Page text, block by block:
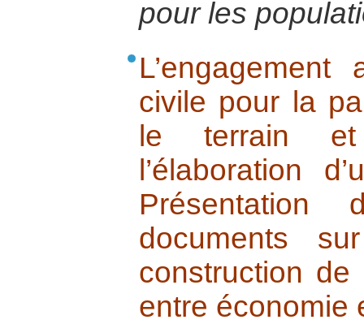
pour les
civile pour la
le terrain
l’élaboration
Présentation
documents
construction
entre économie